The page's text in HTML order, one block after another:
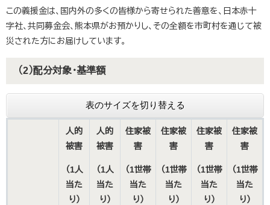
この義援金は、国内外の多くの皆様から寄せられた善意を、日本赤十
字社、共同募金会、熊本県がお預かりし、その全額を市町村を通じて被
災された方にお届けしています。
（2）配分対象・基準額
表のサイズを切り替える
人的
被害
（1人
当た
り）
人的
被害
（1人
当た
り）
住家被
害
（1世帯
当た
り）
住家被
害
（1世帯
当た
り）
住家被
害
（1世帯
当た
り）
住家被
害
（1世帯
当た
り）